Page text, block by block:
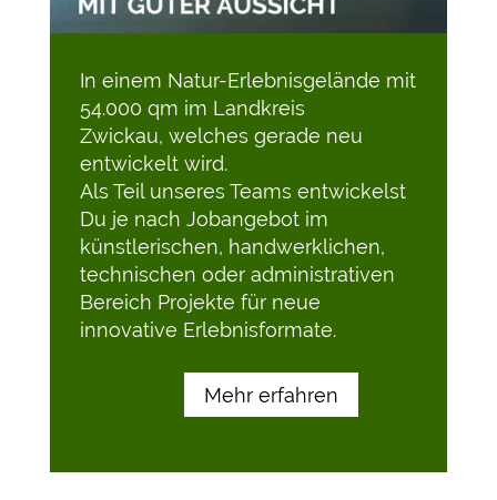
In einem Natur-Erlebnisgelände mit
54.000 qm im Landkreis
Zwickau, welches gerade neu
entwickelt wird.
Als Teil unseres Teams entwickelst
Du je nach Jobangebot im
künstlerischen, handwerklichen,
technischen oder administrativen
Bereich Projekte für neue
innovative Erlebnisformate.
Mehr erfahren